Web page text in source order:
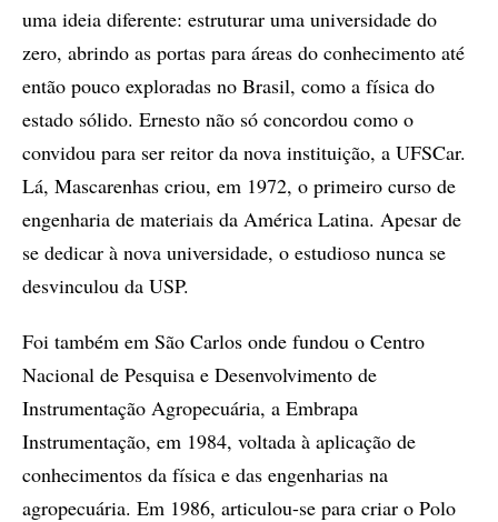
uma ideia diferente: estruturar uma universidade do
zero, abrindo as portas para áreas do conhecimento até
então pouco exploradas no Brasil, como a física do
estado sólido. Ernesto não só concordou como o
convidou para ser reitor da nova instituição, a UFSCar.
Lá, Mascarenhas criou, em 1972, o primeiro curso de
engenharia de materiais da América Latina. Apesar de
se dedicar à nova universidade, o estudioso nunca se
desvinculou da USP.
Foi também em São Carlos onde fundou o Centro
Nacional de Pesquisa e Desenvolvimento de
Instrumentação Agropecuária, a Embrapa
Instrumentação, em 1984, voltada à aplicação de
conhecimentos da física e das engenharias na
agropecuária. Em 1986, articulou-se para criar o Polo